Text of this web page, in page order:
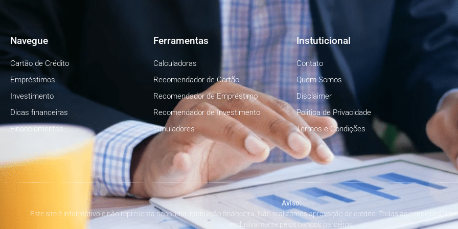
Navegue
Cartão de Crédito
Empréstimos
Investimento
Dicas financeiras
Financiamentos
Ferramentas
Calculadoras
Recomendador de Cartão
Recomendador de Empréstimo
Recomendador de Investimento
Simuladores
Instuticional
Contato
Quem Somos
Disclaimer
Politica de Privacidade
Termos e Condições
Aviso:
Este site é informativo e não representa nenhuma instituição financeira. Não realizamos aprovação de crédito. Todas as condições,
exclusivamente pelos bancos parceiros.